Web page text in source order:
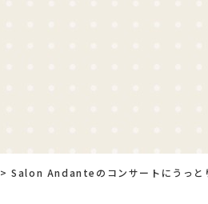
>Salon Andanteのコンサートにうっと